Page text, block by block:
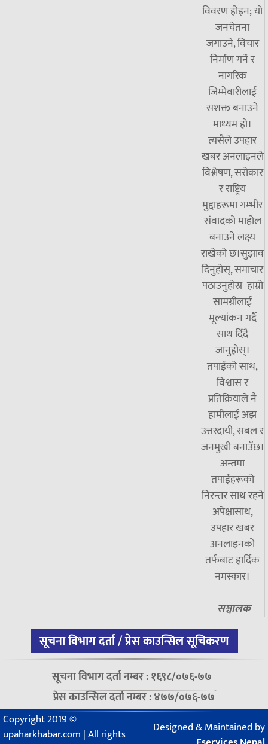
विवरण होइन; यो
जनचेतना
जगाउने, विचार
निर्माण गर्ने र
नागरिक
जिम्मेवारीलाई
सशक्त बनाउने
माध्यम हो।
त्यसैले उपहार
खबर अनलाइनले
विश्लेषण, सरोकार
र राष्ट्रिय
मुद्दाहरूमा गम्भीर
संवादको माहोल
बनाउने लक्ष्य
राखेको छ।सुझाव
दिनुहोस्, समाचार
पठाउनुहोस्र हाम्रो
सामग्रीलाई
मूल्यांकन गर्दै
साथ दिँदै
जानुहोस्।
तपाईंको साथ,
विश्वास र
प्रतिक्रियाले नै
हामीलाई अझ
उत्तरदायी, सबल र
जनमुखी बनाउँछ।
अन्तमा
तपाईंहरूको
निरन्तर साथ रहने
अपेक्षासाथ,
उपहार खबर
अनलाइनको
तर्फबाट हार्दिक
नमस्कार।
सञ्चालक
सूचना विभाग दर्ता / प्रेस काउन्सिल सूचिकरण
सूचना विभाग दर्ता नम्बर : १६९८/०७६-७७
प्रेस काउन्सिल दर्ता नम्बर : ४७७/०७६-७७
Copyright 2019 ©
upaharkhabar.com | All rights
Designed & Maintained by